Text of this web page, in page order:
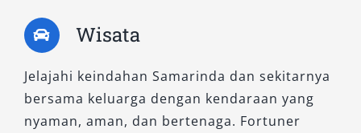
mobil Fortuner dari kami hadir untuk
memenuhi berbagai kebutuhan transportasi
Anda. Mulai dari varian 4×2 yang efisien untuk
dalam kota, hingga model 4×4 yang siap
menaklukkan medan ekstrem, semua unit
Wisata
Jelajahi keindahan Samarinda dan sekitarnya
bersama keluarga dengan kendaraan yang
nyaman, aman, dan bertenaga. Fortuner